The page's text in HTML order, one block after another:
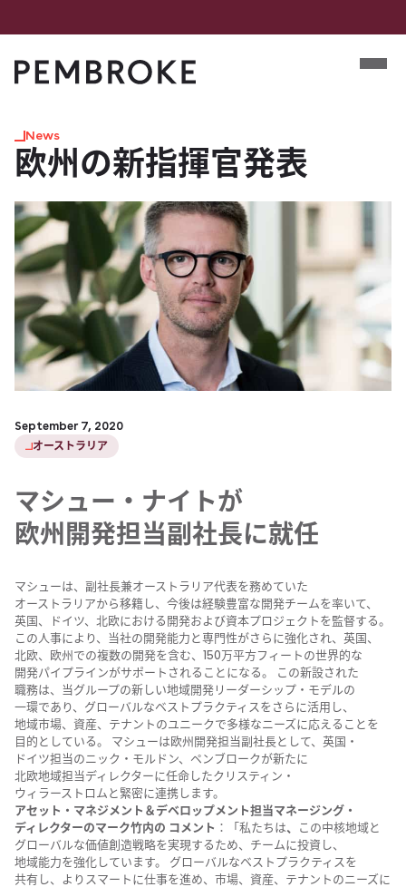
to
content
Mobile
News
欧州の​新指揮官発表
September 7, 2020
オーストラリア
マシュー・ナイトが​
欧州開発担当副社長に​就任
マシューは、​副社長兼オーストラリア代表を​務めて​いた​
オーストラリアから​移籍し、​今後は​経験豊富な​開発チームを​率いて、​
英国、​ドイツ、​北欧に​おける​開発および​資本プロジェクトを​監督する。
この​人事に​より、​当社の​開発能力と​専門性が​さらに​強化され、​英国、​
北欧、​欧州での​複数の​開発を​含む、​150万平方​フィートの​世界的な​
開発パイプラインが​サポートされる​ことになる。​ この​新設された​
職務は、​当グループの​新しい​地域開発リーダーシップ・モデルの​
一環であり、​グローバルな​ベストプラクティスを​さらに​活用し、​
地域市場、​資産、​テナントの​ユニークで​多様な​ニーズに​応える​ことを​
目的と​している。​ マシューは​欧州開発担当副社長と​して、​英国・
ドイツ担当の​ニック・モルドン、​ペンブロークが​新たに​
北欧地域担当ディレクターに​任命した​クリスティン・
ウィラーストロムと​緊密に​連携します。
アセット・マネジメント＆デベロップメント担当マネージング・
ディレクターの​マーク竹内の​ コメント ：​「私たちは、
​この​中核地域と​
グローバルな​価値創造戦略を​実現する​ため、​チームに​投資し、​
地域能力を​強化しています。​ グローバルな​ベストプラクティスを​
共有し、​より​スマートに​仕事を​進め、​市場、​資産、​テナントの​ニーズに​